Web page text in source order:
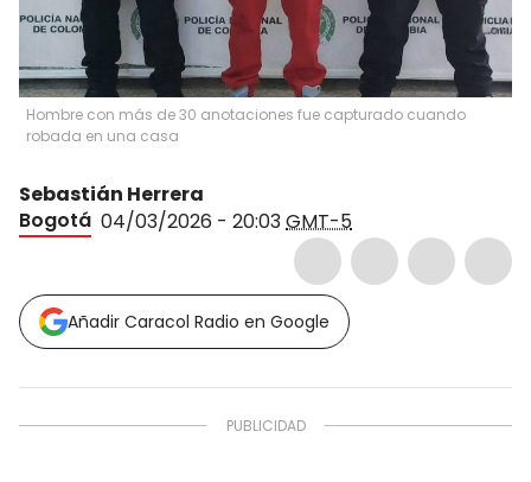
Hombre con más de 30 anotaciones fue capturado cuando
robada en una casa
Sebastián Herrera
Bogotá 04/03/2026 - 20:03GMT-5
Añadir Caracol Radio en Google